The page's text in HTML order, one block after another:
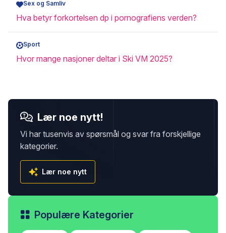
Sex og Samliv
Hva betyr forkortelsen dp i pornografiens verden?
Sport
Hvor mange nasjoner deltar i Ski VM 2025?
Lær noe nytt!
Vi har tusenvis av spørsmål og svar fra forskjellige
kategorier.
Lær noe nytt
Populære Kategorier